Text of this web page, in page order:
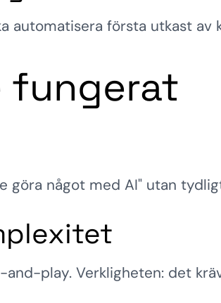
automatisera första utkast
fungerat
göra något med AI" utan
play. Verkligheten: det